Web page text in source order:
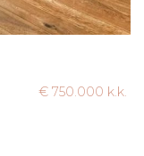
€ 750.000 k.k.